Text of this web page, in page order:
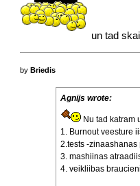
un tad
byBriedis
Agnijs wrote:
Nu tad katram
1. Burnout veesture
2.tests -zinaashanas
3. mashiinas
4. veikliibas